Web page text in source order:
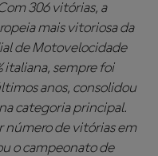
306 vitórias, a
mais vitoriosa da
de Motovelocidade
italiana, sempre foi
anos, consolidou
categoria principal.
número de vitórias em
o campeonato de